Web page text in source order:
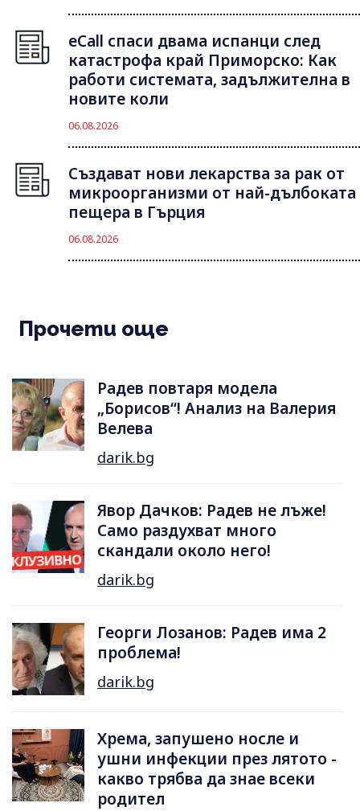
eCall спаси двама испанци след
катастрофа край Приморско: Как
работи системата, задължителна в
новите коли
06.08.2026
Създават нови лекарства за рак от
микроорганизми от най-дълбоката
пещера в Гърция
06.08.2026
Прочети още
Радев повтаря модела
„Борисов“! Анализ на Валерия
Велева
darik.bg
Явор Дачков: Радев не лъже!
Само раздухват много
скандали около него!
darik.bg
Георги Лозанов: Радев има 2
проблема!
darik.bg
Хрема, запушено носле и
ушни инфекции през лятотo -
какво трябва да знае всеки
родител